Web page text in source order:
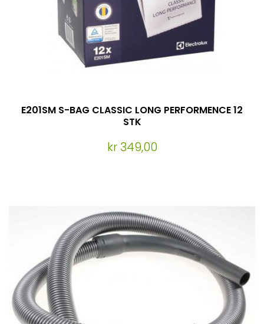
E201SM S-BAG CLASSIC LONG PERFORMENCE 12
STK
kr 349,00